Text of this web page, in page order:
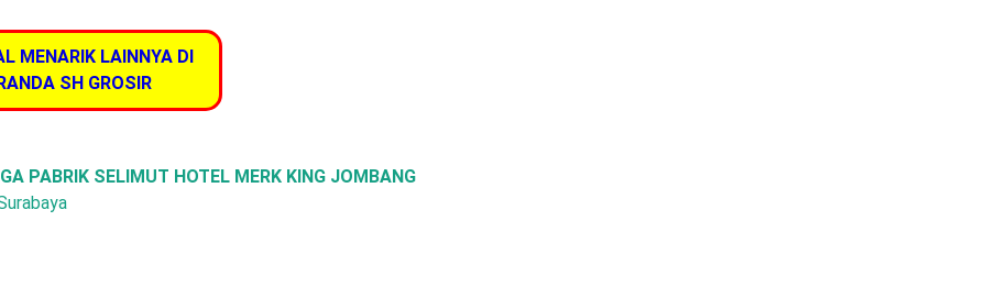
MENARIK LAINNYA DI
SH GROSIR
PABRIK SELIMUT HOTEL MERK KING JOMBANG